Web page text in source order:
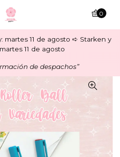
martes 11 de agosto ➪ Starken y
11 de agosto
de despachos”
0